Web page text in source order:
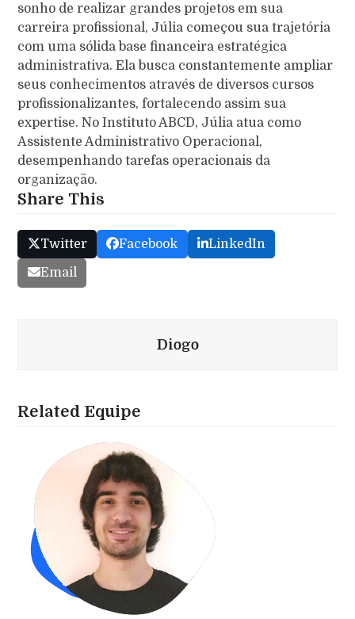
sonho de realizar grandes projetos em sua
carreira profissional, Júlia começou sua trajetória
com uma sólida base financeira estratégica
administrativa. Ela busca constantemente ampliar
seus conhecimentos através de diversos cursos
profissionalizantes, fortalecendo assim sua
expertise. No Instituto ABCD, Júlia atua como
Assistente Administrativo Operacional,
desempenhando tarefas operacionais da
organização.
Share This
Twitter Facebook LinkedIn
Email
Diogo
Related Equipe